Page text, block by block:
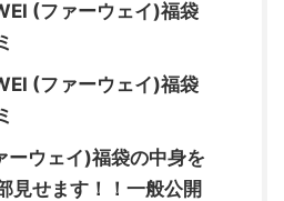
(ファーウェイ)福袋
(ファーウェイ)福袋
ーウェイ)福袋の中身を
見せます！！一般公開